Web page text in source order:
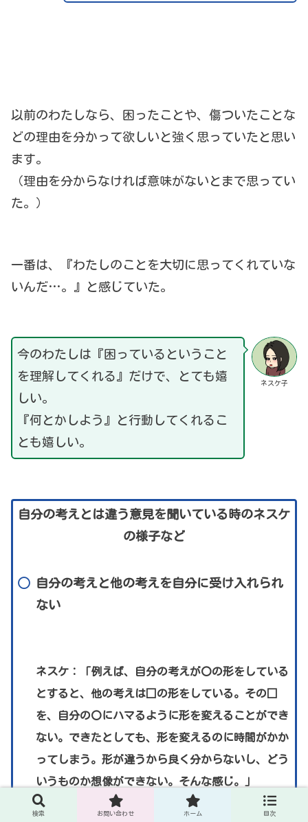
以前のわたしなら、困ったことや、傷ついたことな
どの理由を分かって欲しいと強く思っていたと思い
ます。
（理由を分からなければ意味がないとまで思ってい
た。）
一番は、『わたしのことを大切に思ってくれていな
いんだ…。』と感じていた。
ネスケ子
今のわたしは『困っているということ
を理解してくれる』だけで、とても嬉
しい。
『何とかしよう』と行動してくれるこ
とも嬉しい。
自分の考えとは違う意見を聞いている時のネスケ
の様子など
自分の考えと他の考えを自分に受け入れられ
ない
ネスケ：「例えば、自分の考えが〇の形をしている
とすると、他の考えは□の形をしている。その□
を、自分の〇にハマるように形を変えることができ
ない。できたとしても、形を変えるのに時間がかか
ってしまう。形が違うから良く分からないし、どう
いうものか想像ができない。そんな感じ。」
検索 お問い合わせ ホーム 目次